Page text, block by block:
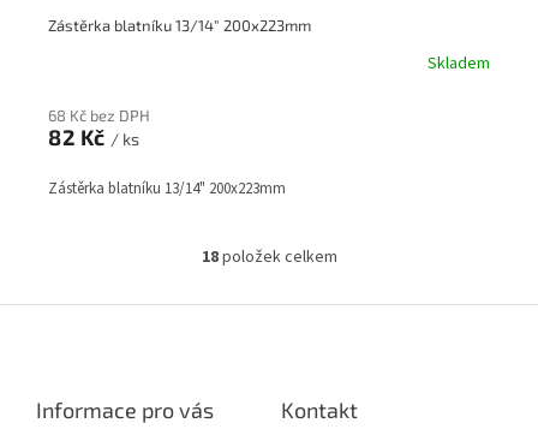
Zástěrka blatníku 13/14" 200x223mm
Skladem
68 Kč bez DPH
82 Kč / ks
Zástěrka blatníku 13/14" 200x223mm
O
l
18položek celkem
Informace pro vás Kontakt